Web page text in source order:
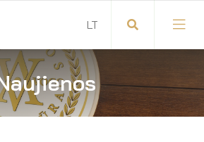
advokatų susirinkimas
tarybos pirmininkas